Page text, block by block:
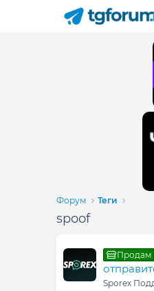
Форум Теги
spoof
Продам
Sporex